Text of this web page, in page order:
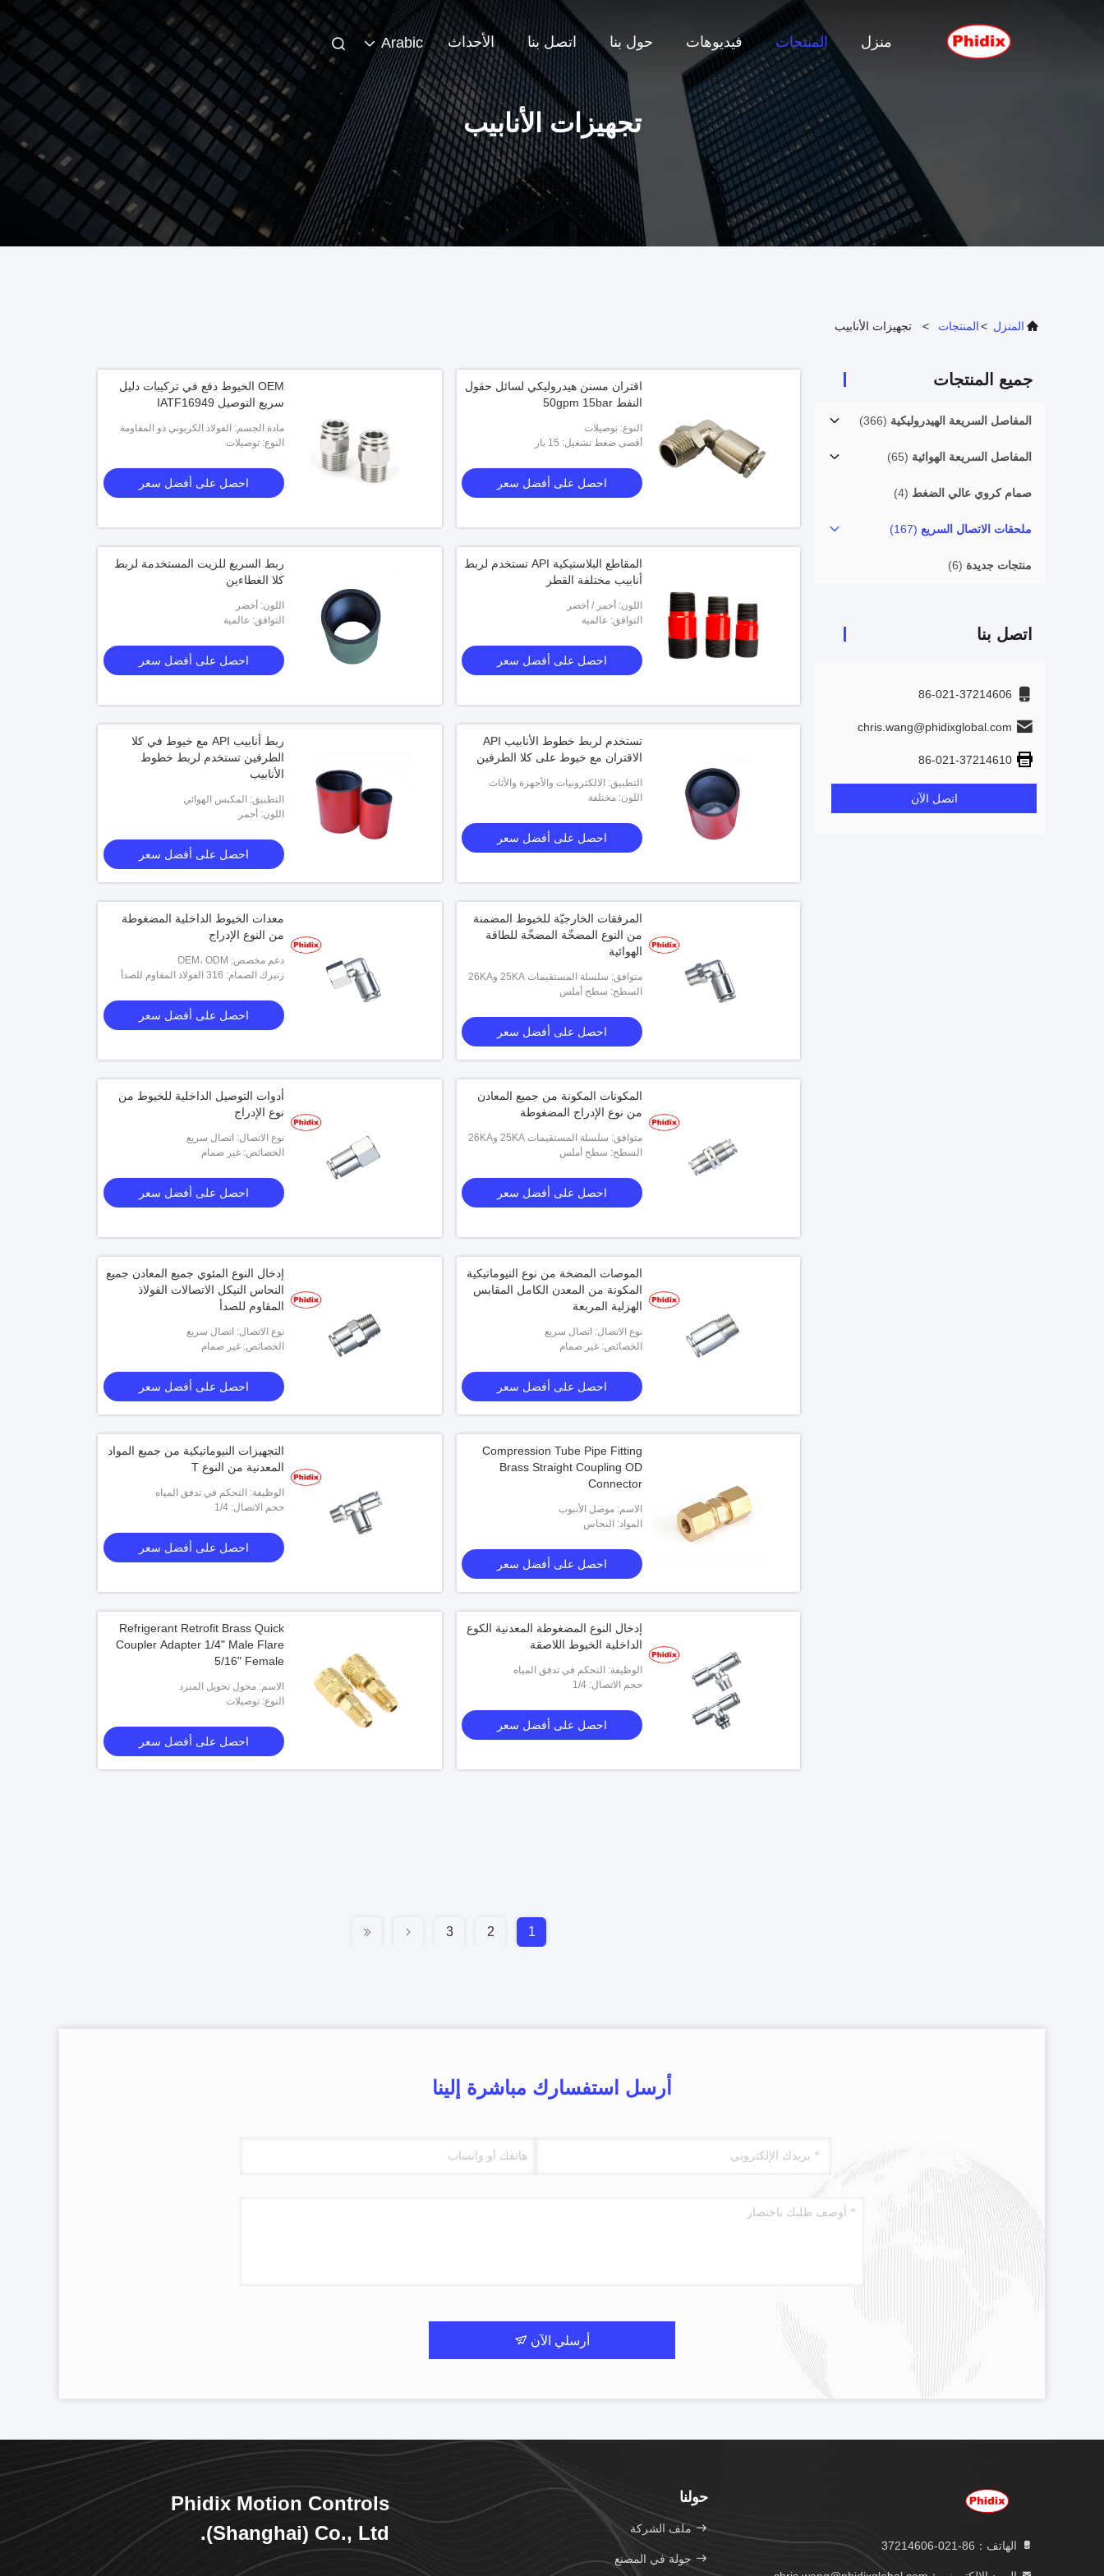
منزل المنتجات فيديوهات حول بنا اتصل بنا الأحداث Arabic
تجهيزات الأنابيب
المنزل >المنتجات > تجهيزات الأنابيب
جميع المنتجات
المفاصل السريعة الهيدروليكية (366)
المفاصل السريعة الهوائية (65)
صمام كروي عالي الضغط (4)
ملحقات الاتصال السريع (167)
منتجات جديدة (6)
اتصل بنا
86-021-37214606
chris.wang@phidixglobal.com
86-021-37214610
اتصل الآن
اقتران مسنن هيدروليكي لسائل حقول
النفط 50gpm 15bar
النوع: توصيلات
أقصى ضغط تشغيل: 15 بار
احصل على أفضل سعر
OEM الخيوط دفع في تركيبات دليل
سريع التوصيل IATF16949
مادة الجسم: الفولاذ الكربوني ذو المقاومة
العالية مع طبقة ثلاثية القيمة من الزنك
النوع: توصيلات
احصل على أفضل سعر
المقاطع البلاستيكية API تستخدم لربط
أنابيب مختلفة القطر
اللون: أحمر / أخضر
التوافق: عالمية
احصل على أفضل سعر
ربط السريع للزيت المستخدمة لربط
كلا الغطاءين
اللون: أخضر
التوافق: عالمية
احصل على أفضل سعر
تستخدم لربط خطوط الأنابيب API
الاقتران مع خيوط على كلا الطرفين
التطبيق: الالكترونيات والأجهزة والأثاث
اللون: مختلفة
احصل على أفضل سعر
ربط أنابيب API مع خيوط في كلا
الطرفين تستخدم لربط خطوط
الأنابيب
التطبيق: المكبس الهوائي
اللون: أحمر
احصل على أفضل سعر
المرفقات الخارجيّة للخيوط المضمنة
من النوع المضخّة المضخّة للطاقة
الهوائية
متوافق: سلسلة المستقيمات 25KA و26KA
السطح: سطح أملس
احصل على أفضل سعر
معدات الخيوط الداخلية المضغوطة
من النوع الإدراج
دعم مخصص: OEM، ODM
زنبرك الصمام: 316 الفولاذ المقاوم للصدأ
احصل على أفضل سعر
المكونات المكونة من جميع المعادن
من نوع الإدراج المضغوطة
متوافق: سلسلة المستقيمات 25KA و26KA
السطح: سطح أملس
احصل على أفضل سعر
أدوات التوصيل الداخلية للخيوط من
نوع الإدراج
نوع الاتصال: اتصال سريع
الخصائص: غير صمام
احصل على أفضل سعر
الموصات المضخة من نوع النيوماتيكية
المكونة من المعدن الكامل المقابس
الهزلية المربعة
نوع الاتصال: اتصال سريع
الخصائص: غير صمام
احصل على أفضل سعر
إدخال النوع المئوي جميع المعادن جميع
النحاس النيكل الاتصالات الفولاذ
المقاوم للصدأ
نوع الاتصال: اتصال سريع
الخصائص: غير صمام
احصل على أفضل سعر
Compression Tube Pipe Fitting
Brass Straight Coupling OD
Connector
الاسم: موصل الأنبوب
المواد: النحاس
احصل على أفضل سعر
التجهيزات النيوماتيكية من جميع المواد
المعدنية من النوع T
الوظيفة: التحكم في تدفق المياه
حجم الاتصال: 1/4
احصل على أفضل سعر
إدخال النوع المضغوطة المعدنية الكوع
الداخلية الخيوط اللاصقة
الوظيفة: التحكم في تدفق المياه
حجم الاتصال: 1/4
احصل على أفضل سعر
Refrigerant Retrofit Brass Quick
Coupler Adapter 1/4" Male Flare
5/16" Female
الاسم: محول تحويل المبرد
النوع: توصيلات
احصل على أفضل سعر
1
2
3
أرسل استفسارك مباشرة إلينا
أرسلي الآن
الهاتف：86-021-37214606
حولنا
ملف الشركة
جولة في المصنع
Phidix Motion Controls
(Shanghai) Co., Ltd.